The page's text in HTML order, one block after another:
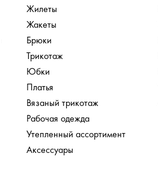
Жилеты
Жакеты
Брюки
Трикотаж
Юбки
Платья
Вязаный трикотаж
Рабочая одежда
Утепленный ассортимент
Аксессуары